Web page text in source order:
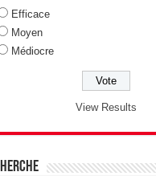
Efficace
Moyen
Médiocre
View Results